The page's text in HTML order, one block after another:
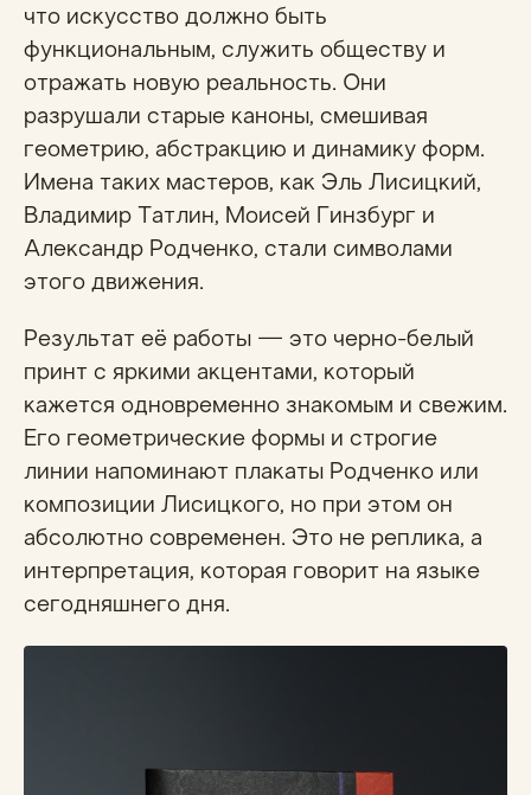
что искусство должно быть
функциональным, служить обществу и
отражать новую реальность. Они
разрушали старые каноны, смешивая
геометрию, абстракцию и динамику форм.
Имена таких мастеров, как Эль Лисицкий,
Владимир Татлин, Моисей Гинзбург и
Александр Родченко, стали символами
этого движения.
Результат её работы — это черно-белый
принт с яркими акцентами, который
кажется одновременно знакомым и свежим.
Его геометрические формы и строгие
линии напоминают плакаты Родченко или
композиции Лисицкого, но при этом он
абсолютно современен. Это не реплика, а
интерпретация, которая говорит на языке
сегодняшнего дня.